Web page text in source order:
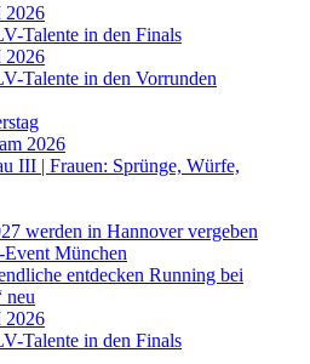
2026
Talente in den Finals
2026
Talente in den Vorrunden
2026
III | Frauen: Sprünge, Würfe,
werden in Hannover vergeben
München
entdecken Running bei
neu
2026
Talente in den Finals